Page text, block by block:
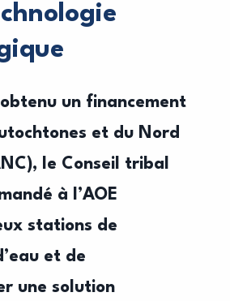
un financement
et du Nord
le Conseil tribal
à l’AOE
stations de
et de
une solution